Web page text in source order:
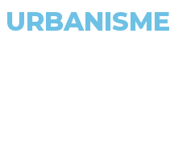
URBANISME